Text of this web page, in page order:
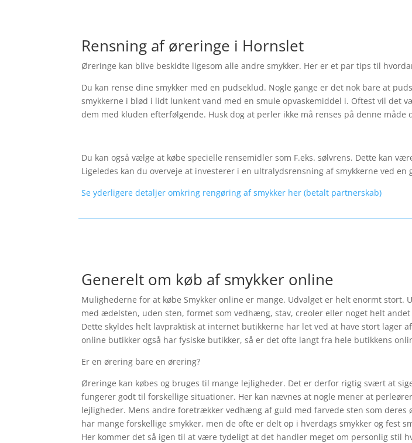
Rensning af øreringe i Hornslet
Øreringe kan blive beskidte ligesom alle andre smykker. Her er et par tips til
Du kan rense dine smykker med en pudseklud. Nogle gange er det nok bare at
smykkerne i blød i lidt lunkent vand med en smule opvaskemiddel i. Oftest vil det
dem med kluden efterfølgende. Husk dog at perler ikke må renses på denne måde
Du kan også vælge at købe specielle rensemidler som F.eks. sølvrens. Dette kan
Ligeledes kan du overveje at investerer i en ultralydsrensning af smykkerne ved en
Se yderligere detaljer omkring rengøring af smykker her (betalt partnerskab)
Generelt om køb af smykker online
Mulighederne for at købe Smykker online er mange. Udvalget er helt enormt
med ædelsten, uden sten, formet som vedhæng, stav, creoler eller noget helt
Dette skyldes helt lavpraktisk at internet butikkerne har let ved at have stort lager
online butikker også har fysiske butikker, så er det ofte langt fra hele butikkens
Er en ørering bare en ørering?
Øreringe kan købes og bruges til mange lejligheder. Det er derfor rigtig svært at
fungerer godt til forskellige situationer. Her kan nævnes at nogle mener at
lejligheder. Mens andre foretrækker vedhæng af guld med farvede sten som
har mange forskellige smykker, men de ofte er delt op i hverdags smykker og fest
Her kommer det så igen til at være tydeligt at det handler meget om personlig stil